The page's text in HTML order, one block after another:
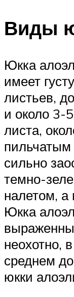
Виды
Юкка
имеет
листьев,
и около 3-
листа,
пильчатым
сильно
темно-
налетом, а
Юкка
неохотно,
среднем
юкки